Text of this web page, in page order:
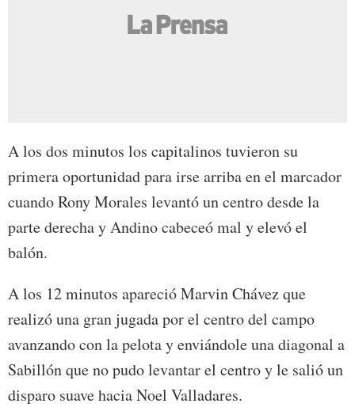
A los dos minutos los capitalinos tuvieron su
primera oportunidad para irse arriba en el marcador
cuando Rony Morales levantó un centro desde la
parte derecha y Andino cabeceó mal y elevó el
balón.
A los 12 minutos apareció Marvin Chávez que
realizó una gran jugada por el centro del campo
avanzando con la pelota y enviándole una diagonal a
Sabillón que no pudo levantar el centro y le salió un
disparo suave hacia Noel Valladares.